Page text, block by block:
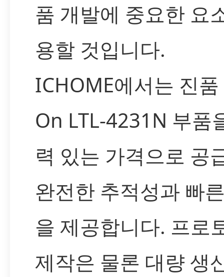
품 개발에 중요한 요
용할 것입니다.
ICHOME에서는 진
On LTL-4231N 부품
력 있는 가격으로 공
완전한 추적성과 빠
을 제공합니다. 프로
제작은 물론 대량 생